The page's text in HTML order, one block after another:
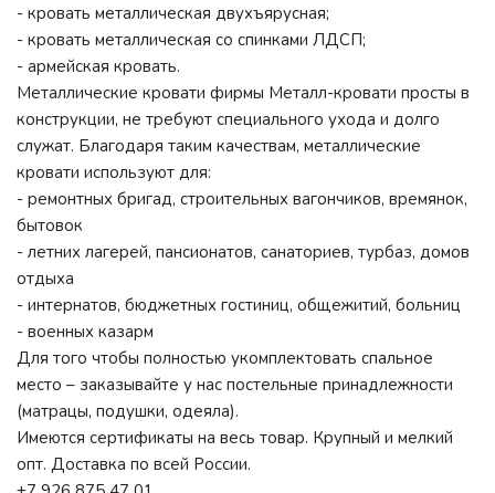
- кровать металлическая двухъярусная;
- кровать металлическая со спинками ЛДСП;
- армейская кровать.
Металлические кровати фирмы Металл-кровати просты в
конструкции, не требуют специального ухода и долго
служат. Благодаря таким качествам, металлические
кровати используют для:
- ремонтных бригад, строительных вагончиков, времянок,
бытовок
- летних лагерей, пансионатов, санаториев, турбаз, домов
отдыха
- интернатов, бюджетных гостиниц, общежитий, больниц
- военных казарм
Для того чтобы полностью укомплектовать спальное
место – заказывайте у нас постельные принадлежности
(матрацы, подушки, одеяла).
Имеются сертификаты на весь товар. Крупный и мелкий
опт. Доставка по всей России.